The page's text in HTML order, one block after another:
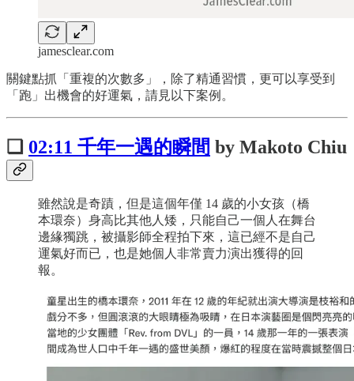
jamesclear.com
關鍵點抓「重複的次數多」，除了精通習慣，更可以享受到
「跑」出機會的好運氣，請見以下案例。
❏ 02:11 千年一遇的瞬間 by Makoto Chiu
雖然說是奇蹟，但是這個年僅 14 歲的小女孩（橋
本環奈）身高比其他人矮，只能自己一個人在舞台
邊緣獨跳，被攝影師全程拍下來，這已經不是自己
運氣好而已，也是她個人非常賣力演出獲得的回
報。